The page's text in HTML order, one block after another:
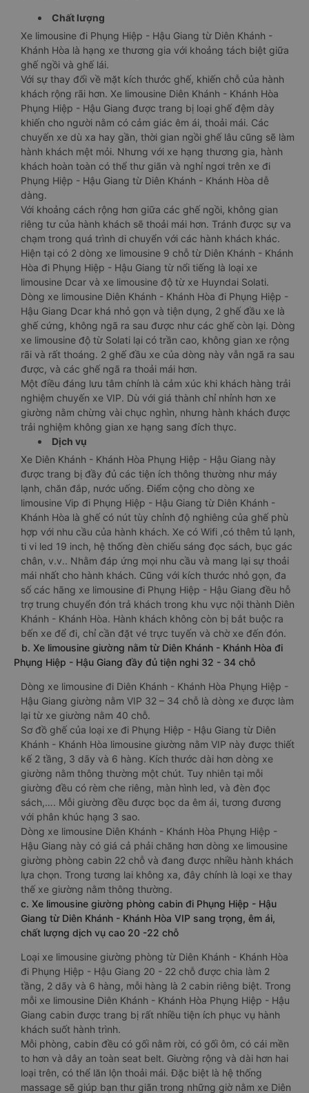
Chất lượng
Xe limousine đi Phụng Hiệp - Hậu Giang từ Diên Khánh -
Khánh Hòa là hạng xe thương gia với khoảng tách biệt giữa
ghế ngồi và ghế lái.
Với sự thay đổi về mặt kích thước ghế, khiến chỗ của hành
khách rộng rãi hơn. Xe limousine Diên Khánh - Khánh Hòa
Phụng Hiệp - Hậu Giang được trang bị loại ghế đệm dày
khiến cho người nằm có cảm giác êm ái, thoải mái. Các
chuyến xe dù xa hay gần, thời gian ngồi ghế lâu cũng sẽ làm
hành khách mệt mỏi. Nhưng với xe hạng thương gia, hành
khách hoàn toàn có thể thư giãn và nghỉ ngơi trên xe đi
Phụng Hiệp - Hậu Giang từ Diên Khánh - Khánh Hòa dễ
dàng.
Với khoảng cách rộng hơn giữa các ghế ngồi, không gian
riêng tư của hành khách sẽ thoải mái hơn. Tránh được sự va
chạm trong quá trình di chuyển với các hành khách khác.
Hiện tại có 2 dòng xe limousine 9 chỗ từ Diên Khánh - Khánh
Hòa đi Phụng Hiệp - Hậu Giang từ nổi tiếng là loại xe
limousine Dcar và xe limousine độ từ xe Huyndai Solati.
Dòng xe limousine Diên Khánh - Khánh Hòa đi Phụng Hiệp -
Hậu Giang Dcar khá nhỏ gọn và tiện dụng, 2 ghế đầu xe là
ghế cứng, không ngã ra sau được như các ghế còn lại. Dòng
xe limousine độ từ Solati lại có trần cao, không gian xe rộng
rãi và rất thoáng. 2 ghế đầu xe của dòng này vẫn ngã ra sau
được, và các ghế ngã ra thoải mái hơn.
Một điều đáng lưu tâm chính là cảm xúc khi khách hàng trải
nghiệm chuyến xe VIP. Dù với giá thành chỉ nhỉnh hơn xe
giường nằm chừng vài chục nghìn, nhưng hành khách được
trải nghiệm không gian xe hạng sang đích thực.
Dịch vụ
Xe Diên Khánh - Khánh Hòa Phụng Hiệp - Hậu Giang này
được trang bị đầy đủ các tiện ích thông thường như máy
lạnh, chăn đắp, nước uống. Điểm cộng cho dòng xe
limousine Vip đi Phụng Hiệp - Hậu Giang từ Diên Khánh -
Khánh Hòa là ghế có nút tùy chỉnh độ nghiêng của ghế phù
hợp với nhu cầu của hành khách. Xe có Wifi ,có thêm tủ lạnh,
ti vi led 19 inch, hệ thống đèn chiếu sáng đọc sách, bục gác
chân, v.v.. Nhằm đáp ứng mọi nhu cầu và mang lại sự thoải
mái nhất cho hành khách. Cũng với kích thước nhỏ gọn, đa
số các hãng xe limousine đi Phụng Hiệp - Hậu Giang đều hỗ
trợ trung chuyển đón trả khách trong khu vực nội thành Diên
Khánh - Khánh Hòa. Hành khách không còn bị bắt buộc ra
bến xe để đi, chỉ cần đặt vé trực tuyến và chờ xe đến đón.
b. Xe limousine giường nằm từ Diên Khánh - Khánh Hòa đi
Phụng Hiệp - Hậu Giang đầy đủ tiện nghi 32 - 34 chỗ
Dòng xe limousine đi Diên Khánh - Khánh Hòa Phụng Hiệp -
Hậu Giang giường nằm VIP 32 – 34 chỗ là dòng xe được làm
lại từ xe giường nằm 40 chỗ.
Sơ đồ ghế của loại xe đi Phụng Hiệp - Hậu Giang từ Diên
Khánh - Khánh Hòa limousine giường nằm VIP này được thiết
kế 2 tầng, 3 dãy và 6 hàng. Kích thước dài hơn dòng xe
giường nằm thông thường một chút. Tuy nhiên tại mỗi
giường đều có rèm che riêng, màn hình led, và đèn đọc
sách,…. Mỗi giường đều được bọc da êm ái, tương đương
với phân khúc hạng 3 sao.
Dòng xe limousine Diên Khánh - Khánh Hòa Phụng Hiệp -
Hậu Giang này có giá cả phải chăng hơn dòng xe limousine
giường phòng cabin 22 chỗ và đang được nhiều hành khách
lựa chọn. Trong tương lai không xa, đây chính là loại xe thay
thế xe giường nằm thông thường.
c. Xe limousine giường phòng cabin đi Phụng Hiệp - Hậu
Giang từ Diên Khánh - Khánh Hòa VIP sang trọng, êm ái,
chất lượng dịch vụ cao 20 -22 chỗ
Loại xe limousine giường phòng từ Diên Khánh - Khánh Hòa
đi Phụng Hiệp - Hậu Giang 20 - 22 chỗ được chia làm 2
tầng, 2 dãy và 6 hàng, mỗi hàng là 2 cabin riêng biệt. Trong
mỗi xe limousine Diên Khánh - Khánh Hòa Phụng Hiệp - Hậu
Giang cabin được trang bị rất nhiều tiện ích phục vụ hành
khách suốt hành trình.
Mỗi phòng, cabin đều có gối nằm rời, có gối ôm, có cái mền
to hơn và dây an toàn seat belt. Giường rộng và dài hơn hai
loại trên, có thể lăn lộn thoải mái. Đặc biệt là hệ thống
massage sẽ giúp bạn thư giãn trong những giờ nằm xe Diên